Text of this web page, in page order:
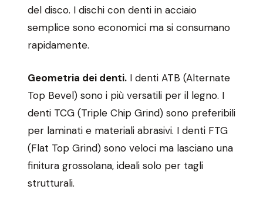
del disco. I dischi con denti in acciaio
semplice sono economici ma si consumano
rapidamente.
Geometria dei denti. I denti ATB (Alternate
Top Bevel) sono i più versatili per il legno. I
denti TCG (Triple Chip Grind) sono preferibili
per laminati e materiali abrasivi. I denti FTG
(Flat Top Grind) sono veloci ma lasciano una
finitura grossolana, ideali solo per tagli
strutturali.